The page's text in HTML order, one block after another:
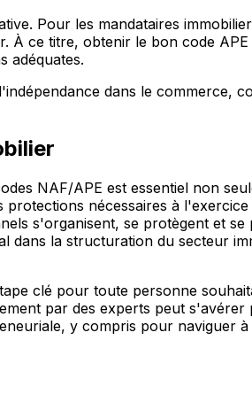
Pour les mandataires
ce titre, obtenir le bon code
adéquates.
dans le commerce,
NAF/APE est essentiel non
nécessaires à
s'organisent, se protègent et
la structuration du secteur
clé pour toute personne
par des experts peut
y compris pour naviguer